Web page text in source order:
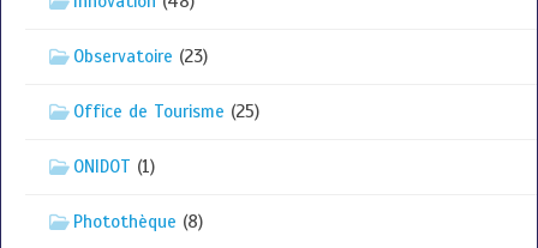
Observatoire (23)
Office de Tourisme (25)
ONIDOT (1)
Photothèque (8)